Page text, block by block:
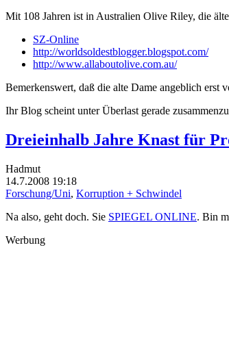
Mit 108 Jahren ist in Australien Olive Riley, die
SZ-Online
http://worldsoldestblogger.blogspot.com/
http://www.allaboutolive.com.au/
Bemerkenswert, daß die alte Dame angeblich
Ihr Blog scheint unter Überlast gerade
Dreieinhalb Jahre Knast für
Hadmut
14.7.2008 19:18
Forschung/Uni, Korruption + Schwindel
Na also, geht doch. Sie SPIEGEL ONLINE. Bin
Werbung